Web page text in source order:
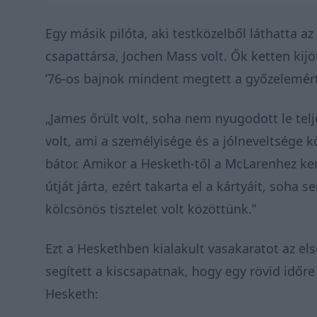
Egy másik pilóta, aki testközelből láthatta
csapattársa, Jochen Mass volt. Ők ketten
’76-os bajnok mindent megtett a
„James őrült volt, soha nem nyugodott le
volt, ami a személyisége és a jólneveltsége
bátor. Amikor a Hesketh-től a McLarenhez
útját járta, ezért takarta el a kártyáit, soha
kölcsönös tisztelet volt közöttünk.”
Ezt a Heskethben kialakult vasakaratot az
segített a kiscsapatnak, hogy egy rövid
Hesketh: